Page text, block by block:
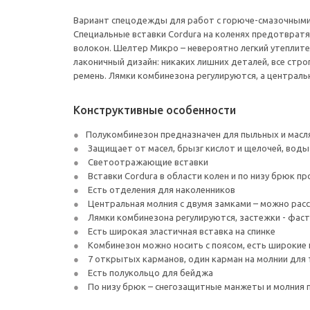
Вариант спецодежды для работ с горюче-
Специальные вставки Cordura на коленях
волокон. Шелтер Микро – невероятно легкий
лаконичный дизайн: никаких лишних деталей, все
ремень. Лямки комбинезона регулируются, а
Конструктивные особенности
Полукомбинезон предназначен для пыльных и
Защищает от масел, брызг кислот и щелочей, воды
Светоотражающие вставки
Вставки Cordura в области колен и по низу брюк
Есть отделения для наколенников
Центральная молния с двумя замками – можно
Лямки комбинезона регулируются, застежки -
Есть широкая эластичная вставка на спинке
Комбинезон можно носить с поясом, есть широкие
7 открытых карманов, один карман на молнии для
Есть полукольцо для бейджа
По низу брюк – снегозащитные манжеты и молния